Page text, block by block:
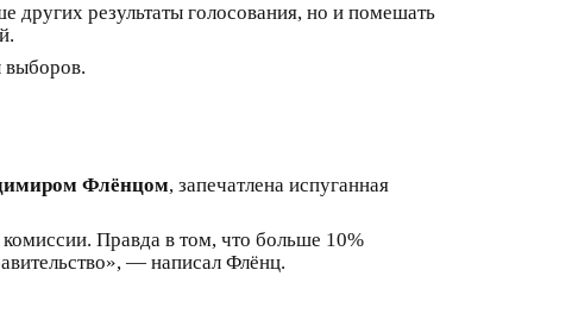
результаты голосования, но и помешать
выборов.
Флёнцом, запечатлена испуганная
Правда в том, что больше 10%
— написал Флёнц.